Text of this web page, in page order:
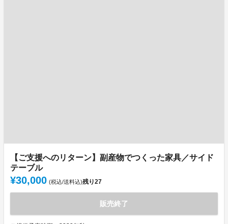
【ご支援へのリターン】副産物でつくった家具／サイド
テーブル
¥30,000 (税込/送料込)残り27
販売終了